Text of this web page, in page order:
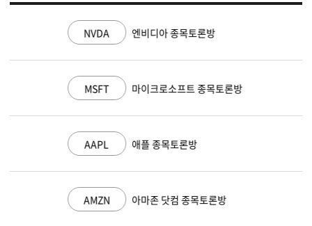
엔비디아 종목토론방
마이크로소프트 종목토론방
애플 종목토론방
아마존 닷컴 종목토론방